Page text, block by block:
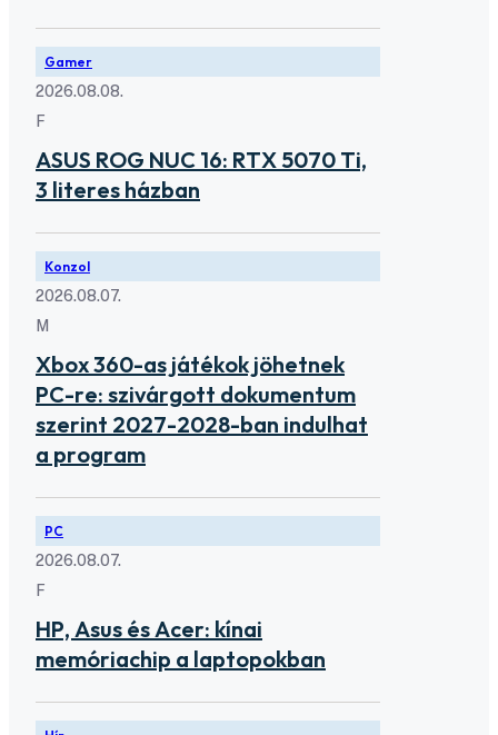
Gamer
2026.08.08.
F
ASUS ROG NUC 16: RTX 5070 Ti,
3 literes házban
Konzol
2026.08.07.
M
Xbox 360-as játékok jöhetnek
PC-re: szivárgott dokumentum
szerint 2027-2028-ban indulhat
a program
PC
2026.08.07.
F
HP, Asus és Acer: kínai
memóriachip a laptopokban